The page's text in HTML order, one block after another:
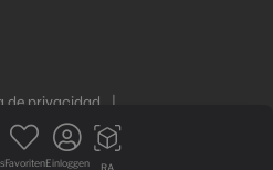
de privacidad
|
FavoritenEinloggen RA